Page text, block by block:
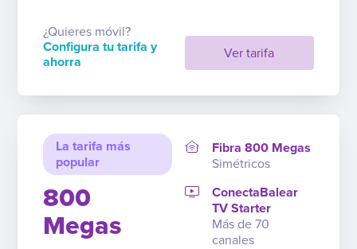
Ver tarifa
¿Quieres móvil?
Configura tu tarifa y
ahorra
La tarifa más
popular
800
Megas
Fibra 800 Megas
Simétricos
ConectaBalear
TV Starter
Más de 70
canales